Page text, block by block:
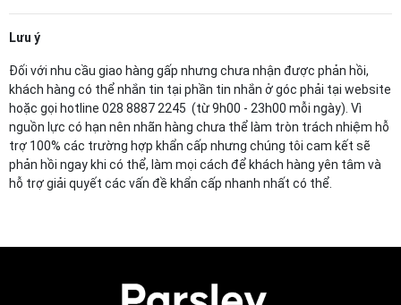
Lưu ý
Đối với nhu cầu giao hàng gấp nhưng chưa nhận được phản hồi,
khách hàng có thể nhắn tin tại phần tin nhắn ở góc phải tại website
hoặc gọi hotline 028 8887 2245 (từ 9h00 - 23h00 mỗi ngày). Vì
nguồn lực có hạn nên nhãn hàng chưa thể làm tròn trách nhiệm hỗ
trợ 100% các trường hợp khẩn cấp nhưng chúng tôi cam kết sẽ
phản hồi ngay khi có thể, làm mọi cách để khách hàng yên tâm và
hỗ trợ giải quyết các vấn đề khẩn cấp nhanh nhất có thể.